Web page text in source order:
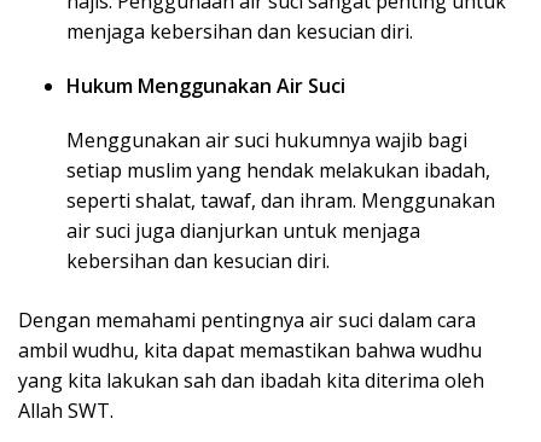
menjaga kebersihan dan kesucian diri.
Hukum Menggunakan Air Suci
Menggunakan air suci hukumnya wajib bagi
setiap muslim yang hendak melakukan ibadah,
seperti shalat, tawaf, dan ihram. Menggunakan
air suci juga dianjurkan untuk menjaga
kebersihan dan kesucian diri.
Dengan memahami pentingnya air suci dalam cara
ambil wudhu, kita dapat memastikan bahwa wudhu
yang kita lakukan sah dan ibadah kita diterima oleh
Allah SWT.